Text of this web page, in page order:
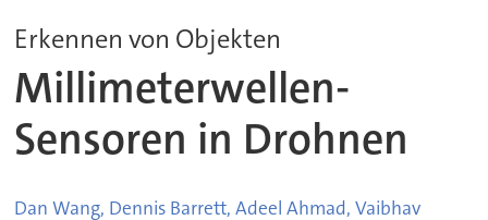
Erkennen von Objekten
Millimeterwellen-
Sensoren in Drohnen
Dan Wang, Dennis Barrett, Adeel Ahmad, Vaibhav